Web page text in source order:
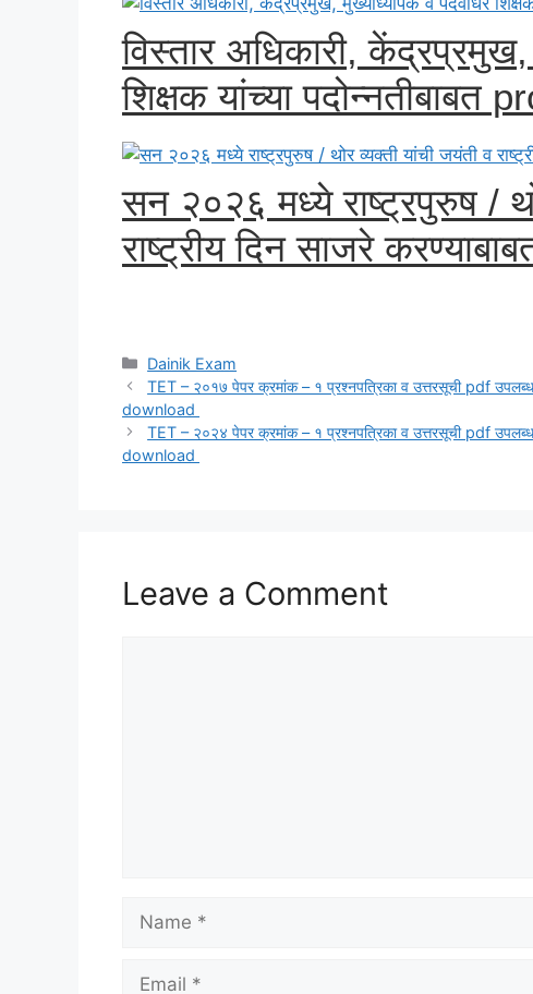
विस्तार अधिकारी,
शिक्षक यांच्या
सन २०२६ मध्ये राष्ट्रपुरुष /
राष्ट्रीय दिन साजरे
Categories
Dainik Exam
TET – २०१७ पेपर क्रमांक – १ प्रश्नपत्रिका व उत्तरसूची pdf
download
TET – २०२४ पेपर क्रमांक – १ प्रश्नपत्रिका व उत्तरसूची pdf
download
Leave a Comment